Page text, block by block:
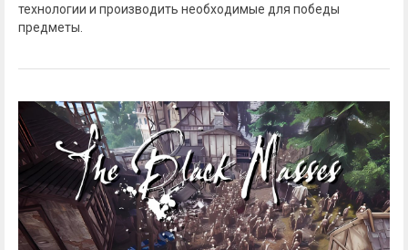
технологии и производить необходимые для победы
предметы.